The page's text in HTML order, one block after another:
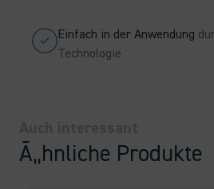
Einfach in der Anwendung
Technologie
Ã„hnliche Produkte